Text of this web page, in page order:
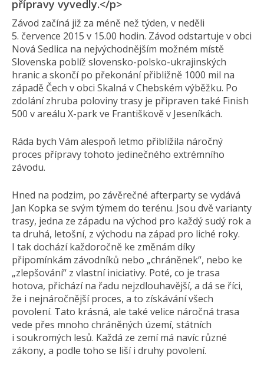
přípravy vyvedly.</p>
Závod začíná již za méně než týden, v neděli
5. července 2015 v 15.00 hodin. Závod odstartuje v obci
Nová Sedlica na nejvýchodnějším možném místě
Slovenska poblíž slovensko-polsko-ukrajinských
hranic a skončí po překonání přibližně 1000 mil na
západě Čech v obci Skalná v Chebském výběžku. Po
zdolání zhruba poloviny trasy je připraven také Finish
500 v areálu X-park ve Františkově v Jeseníkách.
Ráda bych Vám alespoň letmo přiblížila náročný
proces přípravy tohoto jedinečného extrémního
závodu.
Hned na podzim, po závěrečné afterparty se vydává
Jan Kopka se svým týmem do terénu. Jsou dvě varianty
trasy, jedna ze západu na východ pro každý sudý rok a
ta druhá, letošní, z východu na západ pro liché roky.
I tak dochází každoročně ke změnám díky
připomínkám závodníků nebo „chráněnek“, nebo ke
„zlepšování“ z vlastní iniciativy. Poté, co je trasa
hotova, přichází na řadu nejzdlouhavější, a dá se říci,
že i nejnáročnější proces, a to získávání všech
povolení. Tato krásná, ale také velice náročná trasa
vede přes mnoho chráněných území, státních
i soukromých lesů. Každá ze zemí má navíc různé
zákony, a podle toho se liší i druhy povolení.